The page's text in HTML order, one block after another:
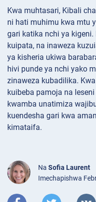
Kwa muhtasari, Kibali
ni hati muhimu kwa mtu
gari katika nchi ya
kuipata, na inaweza
ya kisheria ukiwa
hivi punde ya nchi yako
zinaweza kubadilika.
kuibeba pamoja na
kwamba unatimiza
kuendesha gari kwa
kimataifa.
Na Sofia Laurent
Imechapishwa